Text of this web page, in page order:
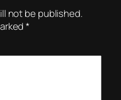
not be published.
*